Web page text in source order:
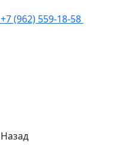
+7 (962) 559-18-58
Назад